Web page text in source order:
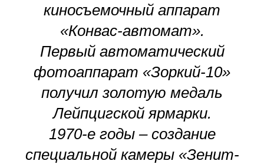
киносъемочный аппарат
«Конвас-автомат».
Первый автоматический
фотоаппарат «Зоркий-10»
получил золотую медаль
Лейпцигской ярмарки.
1970-е годы – создание
специальной камеры «Зенит-